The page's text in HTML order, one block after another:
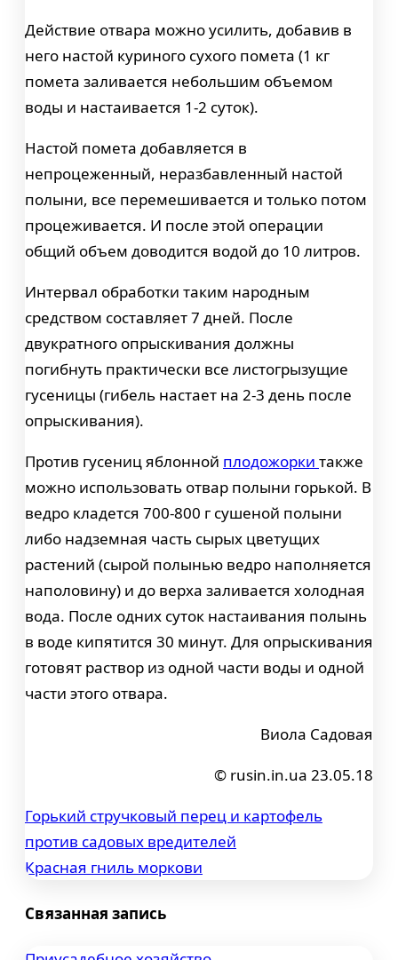
Действие отвара можно усилить, добавив в
него настой куриного сухого помета (1 кг
помета заливается небольшим объемом
воды и настаивается 1-2 суток).
Настой помета добавляется в
непроцеженный, неразбавленный настой
полыни, все перемешивается и только потом
процеживается. И после этой операции
общий объем доводится водой до 10 литров.
Интервал обработки таким народным
средством составляет 7 дней. После
двукратного опрыскивания должны
погибнуть практически все листогрызущие
гусеницы (гибель настает на 2-3 день после
опрыскивания).
Против гусениц яблонной плодожорки также
можно использовать отвар полыни горькой. В
ведро кладется 700-800 г сушеной полыни
либо надземная часть сырых цветущих
растений (сырой полынью ведро наполняется
наполовину) и до верха заливается холодная
вода. После одних суток настаивания полынь
в воде кипятится 30 минут. Для опрыскивания
готовят раствор из одной части воды и одной
части этого отвара.
Виола Садовая
© rusin.in.ua 23.05.18
Навигация
по
записям
Горький стручковый перец и картофель
против садовых вредителей
Красная гниль моркови
Связанная запись